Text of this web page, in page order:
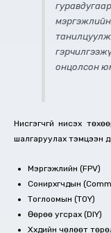
онцолсон
Нисгэгчгүй нисэх
шалгаруулах тэмцээн
Мэргэжлийн (FPV)
Сонирхгчдын
Тоглоомын (TOY)
Өөрөө угсрах (DIY)
Хүүхдийн чөлөөт